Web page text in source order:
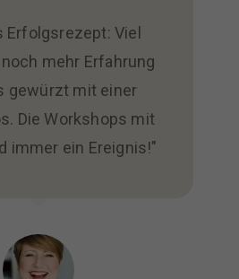
Erfolgsrezept: Viel
mehr Erfahrung
gewürzt mit einer
Die Workshops mit
immer ein Ereignis!"